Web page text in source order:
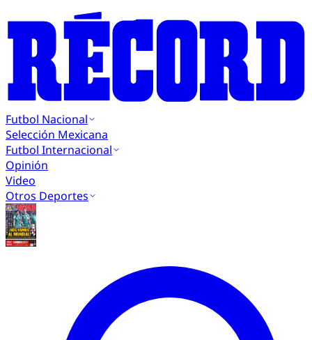
Futbol Nacional
Selección Mexicana
Futbol Internacional
Opinión
Video
Otros Deportes